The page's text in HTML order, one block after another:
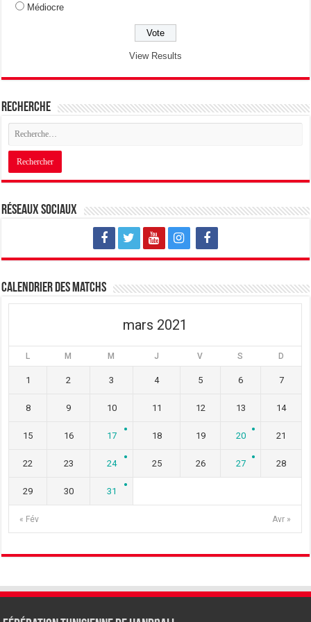
Médiocre
View Results
Recherche
Réseaux sociaux
Calendrier des matchs
mars 2021
L M M J V S D
« Fév Avr »
1 2 3 4 5 6 7
8 9 10 11 12 13 14
15 16 17 18 19 20 21
22 23 24 25 26 27 28
29 30 31